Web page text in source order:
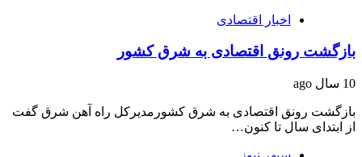
اخبار اقتصادی
بازگشت رونق اقتصادی به شرق کشور
10 سال ago
بازگشت رونق اقتصادی به شرق کشورمدیرکل راه آهن شرق گفت
از ابتدای سال تا کنون…